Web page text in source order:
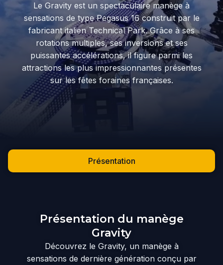
Le Gravity est un spectaculaire manège à
sensations de type Pegasus 16 construit par le
fabricant italien Technical Park. Grâce à ses
rotations multiples, ses inversions et ses
puissantes accélérations, il figure parmi les
attractions les plus impressionnantes présentes
sur les fêtes foraines françaises.
Présentation
Présentation du manège
Gravity
Découvrez le Gravity, un manège à
sensations de dernière génération conçu par